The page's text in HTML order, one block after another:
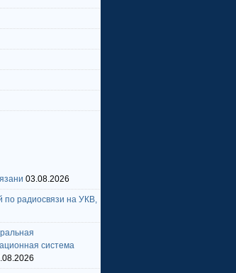
03.08.2026
по радиосвязи на УКВ,
система